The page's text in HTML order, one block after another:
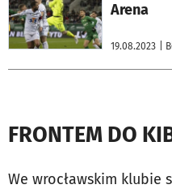
Arena
19.08.2023 |
FRONTEM DO
We wrocławskim